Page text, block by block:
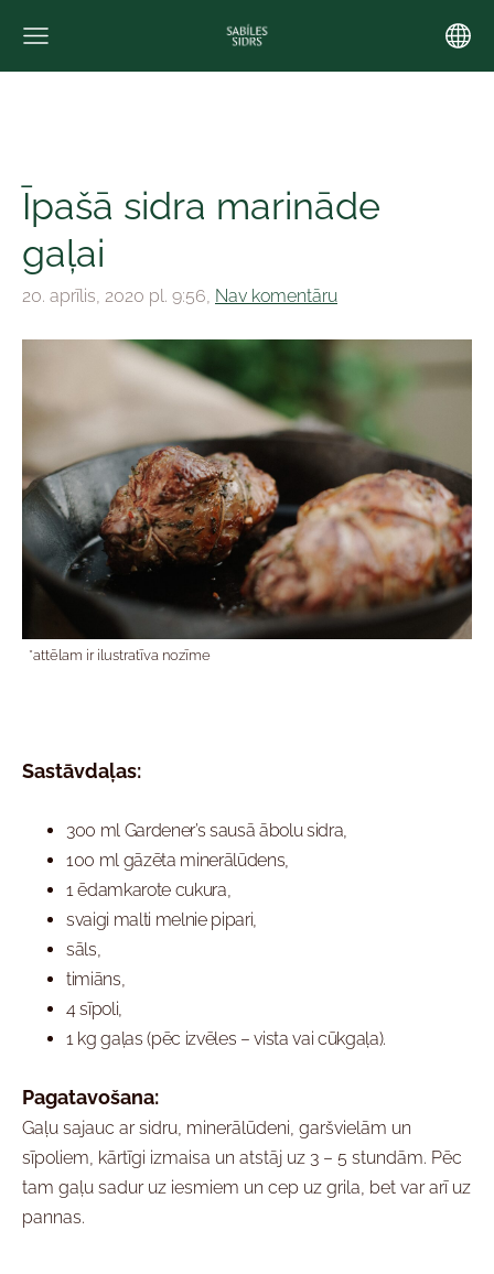
Īpašā sidra marināde
gaļai
20. aprīlis, 2020 pl. 9:56, Nav komentāru
*attēlam ir ilustratīva nozīme
Sastāvdaļas:
300 ml Gardener’s sausā ābolu sidra,
100 ml gāzēta minerālūdens,
1 ēdamkarote cukura,
svaigi malti melnie pipari,
sāls,
timiāns,
4 sīpoli,
1 kg gaļas (pēc izvēles – vista vai cūkgaļa).
Pagatavošana:
Gaļu sajauc ar sidru, minerālūdeni, garšvielām un
sīpoliem, kārtīgi izmaisa un atstāj uz 3 – 5 stundām. Pēc
tam gaļu sadur uz iesmiem un cep uz grila, bet var arī uz
pannas.